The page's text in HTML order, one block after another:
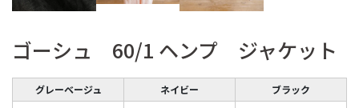
ゴーシュ 60/1 ヘンプ ジャケット
グレーベージュ ネイビー
ブラック